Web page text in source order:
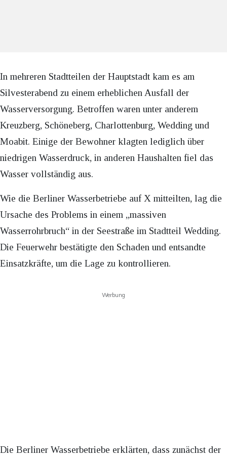
In mehreren Stadtteilen der Hauptstadt kam es am
Silvesterabend zu einem erheblichen Ausfall der
Wasserversorgung. Betroffen waren unter anderem
Kreuzberg, Schöneberg, Charlottenburg, Wedding und
Moabit. Einige der Bewohner klagten lediglich über
niedrigen Wasserdruck, in anderen Haushalten fiel das
Wasser vollständig aus.
Wie die Berliner Wasserbetriebe auf X mitteilten, lag die
Ursache des Problems in einem „massiven
Wasserrohrbruch“ in der Seestraße im Stadtteil Wedding.
Die Feuerwehr bestätigte den Schaden und entsandte
Einsatzkräfte, um die Lage zu kontrollieren.
Werbung
Die Berliner Wasserbetriebe erklärten, dass zunächst der